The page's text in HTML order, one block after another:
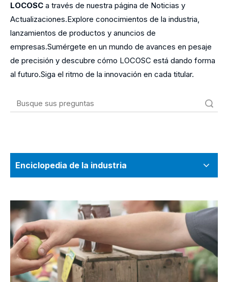
LOCOSC a través de nuestra página de Noticias y
Actualizaciones.Explore conocimientos de la industria,
lanzamientos de productos y anuncios de
empresas.Sumérgete en un mundo de avances en pesaje
de precisión y descubre cómo LOCOSC está dando forma
al futuro.Siga el ritmo de la innovación en cada titular.
Enciclopedia de la industria